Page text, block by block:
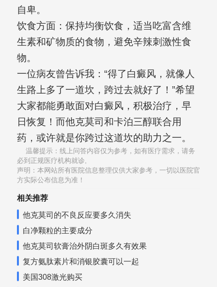
自卑。
饮食方面：保持均衡饮食，适当吃富含维
生素和矿物质的食物，避免辛辣刺激性食
物。
一位病友曾告诉我：“得了白癜风，就像人
生路上多了一道坎，跨过去就好了！”希望
大家都能勇敢面对白癜风，积极治疗，早
日恢复！而他克莫司和卡泊三醇联合用
药，或许就是你跨过这道坎的助力之一。
温馨提示：线上问答内容仅为参考，如有医疗需求，请务
必到正规医疗机构就诊,
声明：本网站所有医院信息整理仅供大家参考，一切以医院官
方实际公布信息为准！
相关推荐
他克莫司的不良反应要多久消失
白净颗粒的主要成分
他克莫司软膏治外阴白斑多久有效果
复方氨肽素片和消银胶囊可以一起
美国308激光购买